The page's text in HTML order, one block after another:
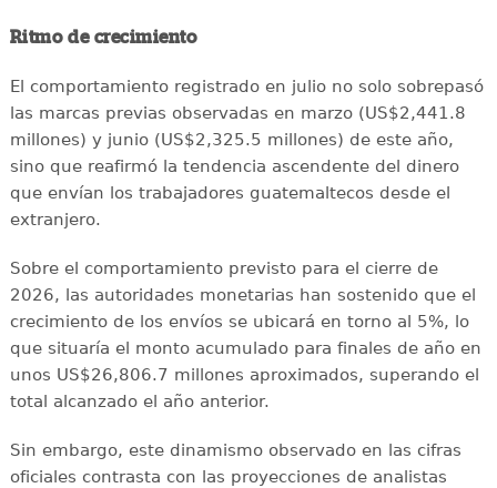
Ritmo de crecimiento
El comportamiento registrado en julio no solo sobrepasó
las marcas previas observadas en marzo (US$2,441.8
millones) y junio (US$2,325.5 millones) de este año,
sino que reafirmó la tendencia ascendente del dinero
que envían los trabajadores guatemaltecos desde el
extranjero.
Sobre el comportamiento previsto para el cierre de
2026, las autoridades monetarias han sostenido que el
crecimiento de los envíos se ubicará en torno al 5%, lo
que situaría el monto acumulado para finales de año en
unos US$26,806.7 millones aproximados, superando el
total alcanzado el año anterior.
Sin embargo, este dinamismo observado en las cifras
oficiales contrasta con las proyecciones de analistas